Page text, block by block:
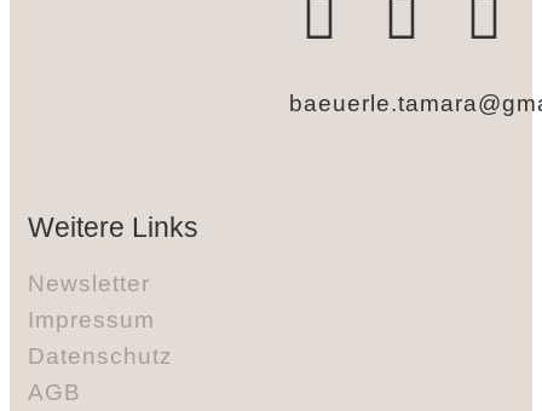
Weitere Links
Newsletter
Impressum
Datenschutz
AGB